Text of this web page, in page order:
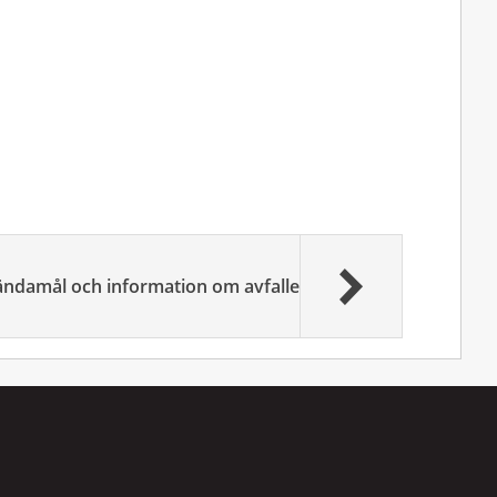
och information om avfallet